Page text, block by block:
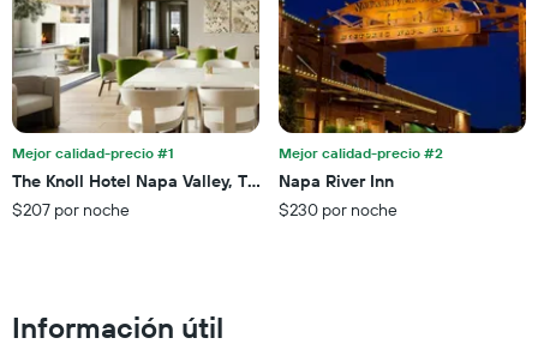
por
estrellas.
El
gráfico
muestra
eje
X
que
indica
una
Mejor calidad-precio #1
The Knoll Hotel Napa Valley, Tapestry by Hilton
$207 por noche
Mejor calidad-precio #2
Napa River Inn
$230 por noche
Información útil